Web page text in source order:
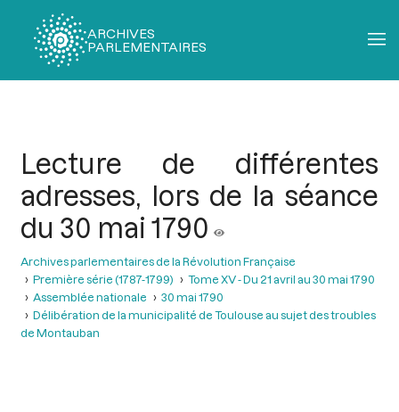
ARCHIVES
PARLEMENTAIRES
Lecture de différentes
adresses, lors de la séance
du 30 mai 1790
Archives parlementaires de la Révolution Française
Première série (1787-1799)
Tome XV - Du 21 avril au 30 mai 1790
Assemblée nationale
30 mai 1790
Délibération de la municipalité de Toulouse au sujet des troubles
de Montauban